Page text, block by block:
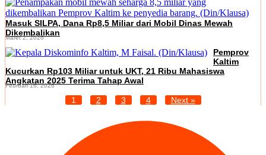
Masuk SILPA, Dana Rp8,5 Miliar dari Mobil Dinas Mewah
Dikembalikan
Maret 2, 2026
Pemprov
Kaltim
Kucurkan Rp103 Miliar untuk UKT, 21 Ribu Mahasiswa
Angkatan 2025 Terima Tahap Awal
Februari 16, 2026
1 2 3 4 Next »